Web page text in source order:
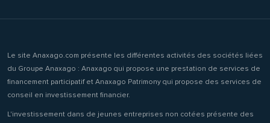
Le site Anaxago.com présente les différentes activités des sociétés liées
du Groupe Anaxago : Anaxago qui propose une prestation de services de
financement participatif et Anaxago Patrimony qui propose des services de
conseil en investissement financier.
L'investissement dans de jeunes entreprises non cotées présente des